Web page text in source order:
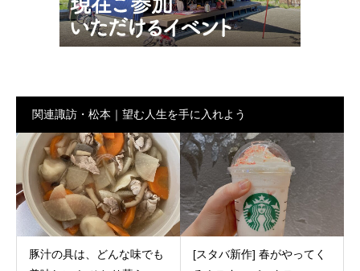
関連諏訪・松本｜望む人生を手に入れよう
豚汁の具は、どんな味でも
[スタバ新作] 春がやってく